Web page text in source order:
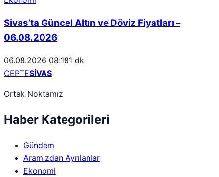
Sivas’ta Güncel Altın ve Döviz Fiyatları –
06.08.2026
06.08.2026 08:181 dk
CEPTESİVAS
Ortak Noktamız
Haber Kategorileri
Gündem
Aramızdan Ayrılanlar
Ekonomi